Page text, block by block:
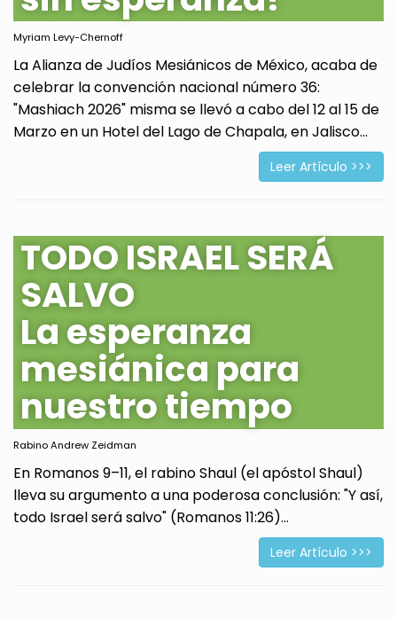
Myriam Levy-Chernoff
La Alianza de Judíos Mesiánicos de México, acaba de
celebrar la convención nacional número 36:
"Mashiach 2026" misma se llevó a cabo del 12 al 15 de
Marzo en un Hotel del Lago de Chapala, en Jalisco...
Leer Artículo >>>
TODO ISRAEL SERÁ
SALVO
La esperanza
mesiánica para
nuestro tiempo
Rabino Andrew Zeidman
En Romanos 9–11, el rabino Shaul (el apóstol Shaul)
lleva su argumento a una poderosa conclusión: "Y así,
todo Israel será salvo" (Romanos 11:26)...
Leer Artículo >>>